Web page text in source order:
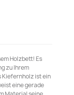
Holzbett! Es
zu Ihrem
Kiefernholz ist ein
eine gerade